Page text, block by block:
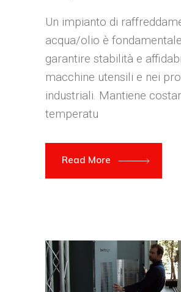
Un impianto di
acqua/olio è
garantire stabilità e
macchine utensili e nei
industriali. Mantiene
temperatu
Read More